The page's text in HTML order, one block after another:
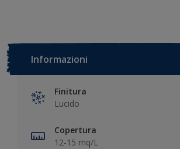
Informazioni
Finitura
Lucido
Copertura
12-15 mq/L